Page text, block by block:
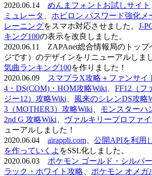
2020.06.14 めんまフォントお試しサイト
ミュレータ
ホビロン パスワード強化メ
レーニングをスマホ対応させました。 J-
キング100の表示を改良しました。
2020.06.11 ZAPAnet総合情報局のトップ
ジです）のデザインをリニューアルしま
気曲ランキング100を作りました！
2020.06.09
スマブラX攻略＋ファンサイ
4・DS(COM)・HOM攻略Wiki
FF12（フ
ジー12）攻略Wiki
風来のシレンDS攻略
3（MOTHER3）攻略Wiki
モンスターハ
2nd G 攻略Wiki
ヴァルキリープロファ
ューアルしました！
2020.06.04 airappli.com
公開APIを利用
を作っていくよ をSSL化しました。
2020.06.03 ポケモン ゴールド・シルバ
ラック・ホワイト攻略
ポケモン オメガ